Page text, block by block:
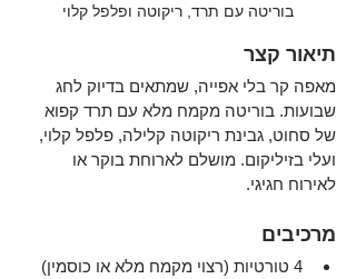
בוריטה עם תרד, ריקוטה ופלפל קלוי
תיאור קצר
מאפה קר בלי אפייה, שמתאים בדיוק לחג
שבועות. בוריטה מקמח מלא עם תרד קפוא
של סחוט, גבינת ריקוטה קלילה, פלפל קלוי,
ועלי בזיליקום. מושלם לארוחת בוקר או
לאירוח חגיגי.
מרכיבים
4 טורטיות (רצוי מקמח מלא או כוסמין)